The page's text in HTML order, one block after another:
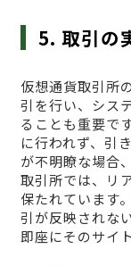
5. 取引の
仮想通貨取引所
引を行い、シス
ることも重要で
に行われず、引
が不明瞭な場合
取引所では、リ
保たれています
引が反映されな
即座にそのサイ